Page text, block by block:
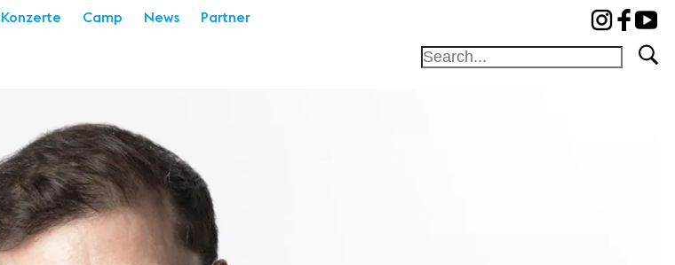
Konzerte Camp News Partner